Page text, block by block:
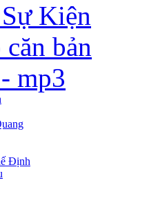
Kiện
bản
mp3
Định